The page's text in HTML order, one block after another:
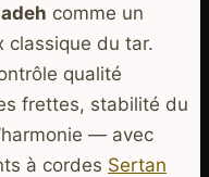
comme un
classique du tar.
qualité
frettes, stabilité du
— avec
à cordes Sertan